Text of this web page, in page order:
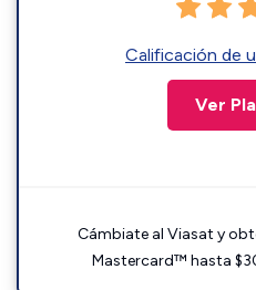
Calificación de
Ver
Cámbiate al Viasat y
Mastercard™ hasta